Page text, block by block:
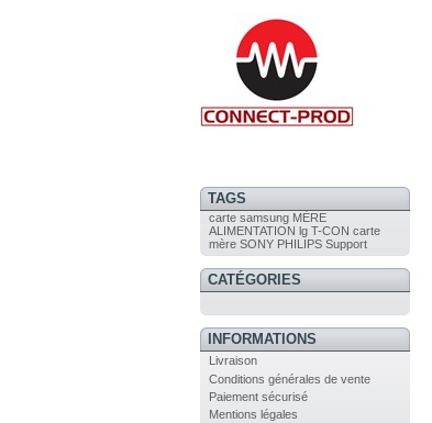
TAGS
carte samsung MÈRE
ALIMENTATION lg T-CON carte
mère SONY PHILIPS Support
CATÉGORIES
INFORMATIONS
Livraison
Conditions générales de vente
Paiement sécurisé
Mentions légales